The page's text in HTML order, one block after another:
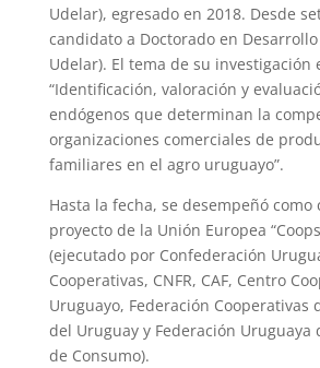
Udelar), egresado en 2018. Desde
candidato a Doctorado en Desarrollo
Udelar). El tema de su investigación
“Identificación, valoración y
endógenos que determinan la
organizaciones comerciales de
familiares en el agro uruguayo”.
Hasta la fecha, se desempeñó
proyecto de la Unión Europea
(ejecutado por Confederación
Cooperativas, CNFR, CAF, Centro
Uruguayo, Federación Cooperativas
del Uruguay y Federación Uruguaya
de Consumo).